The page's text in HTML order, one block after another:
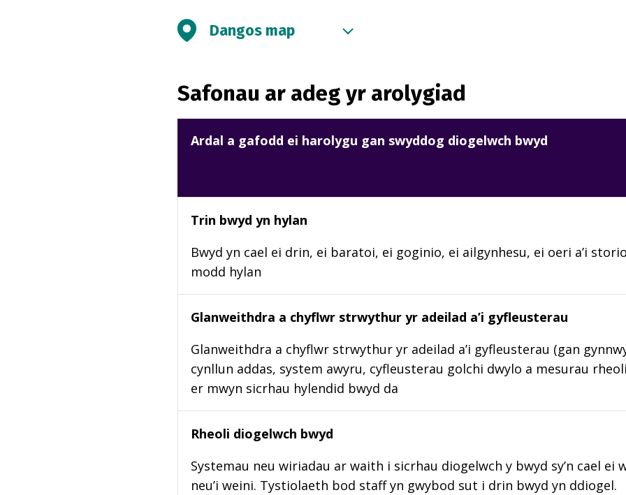
Dangos map
Safonau ar adeg yr arolygiad
Ardal a gafodd ei harolygu gan swyddog diogelwch bwyd
Trin bwyd yn hylan
Bwyd yn cael ei drin, ei baratoi, ei goginio, ei ailgynhesu, ei oeri a’i
modd hylan
Glanweithdra a chyflwr strwythur yr adeilad a’i gyfleusterau
Glanweithdra a chyflwr strwythur yr adeilad a’i gyfleusterau (gan
cynllun addas, system awyru, cyfleusterau golchi dwylo a mesurau
er mwyn sicrhau hylendid bwyd da
Rheoli diogelwch bwyd
Systemau neu wiriadau ar waith i sicrhau diogelwch y bwyd sy’n cael ei
neu’i weini. Tystiolaeth bod staff yn gwybod sut i drin bwyd yn ddiogel.